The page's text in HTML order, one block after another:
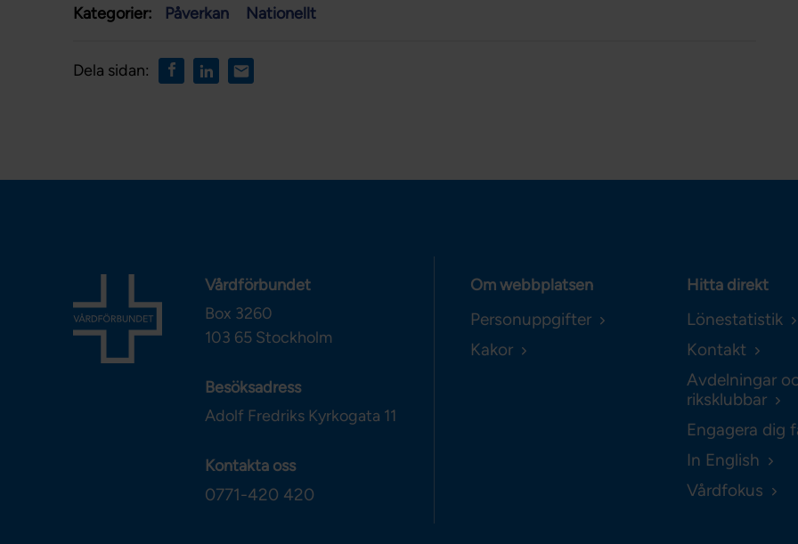
Kategorier:
Påverkan Nationellt
Dela sidan:
Vårdförbundet
Box 3260
103 65 Stockholm
Besöksadress
Adolf Fredriks Kyrkogata 11
Kontakta oss
0771-420 420
Om webbplatsen
Personuppgifter
Kakor
Hitta direkt
Lönestatistik
Kontakt
Avdelningar
riksklubbar
Engagera dig
In English
Vårdfokus